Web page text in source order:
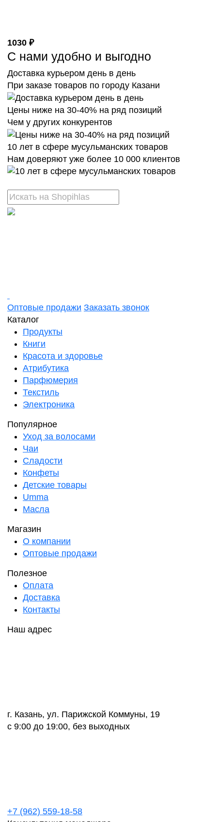
1030 ₽
С нами удобно и выгодно
Доставка курьером день в день
При заказе товаров по городу Казани
Цены ниже на 30-40% на ряд позиций
Чем у других конкурентов
10 лет в сфере мусульманских товаров
Нам доверяют уже более 10 000 клиентов
Оптовые продажи Заказать звонок
Каталог
Продукты
Книги
Красота и здоровье
Атрибутика
Парфюмерия
Текстиль
Электроника
Популярное
Уход за волосами
Чаи
Сладости
Конфеты
Детские товары
Umma
Масла
Магазин
О компании
Оптовые продажи
Полезное
Оплата
Доставка
Контакты
Наш адрес
г. Казань, ул. Парижской Коммуны, 19
с 9:00 до 19:00, без выходных
+7 (962) 559-18-58